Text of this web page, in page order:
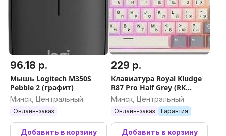
96.18 р.
Мышь Logitech M350S
Pebble 2 (графит)
Минск, Центральный
Онлайн-заказ
Добавить в корзину
229 р.
Клавиатура Royal Kludge
R87 Pro Half Grey (RK
Brown)
Минск, Центральный
Онлайн-заказ Гарантия
Добавить в корзину